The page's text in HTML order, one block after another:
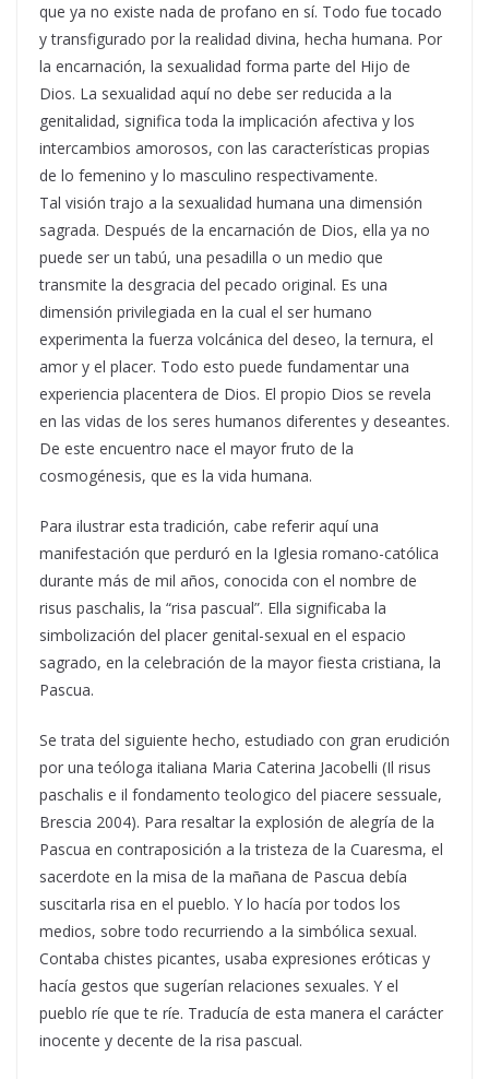
que ya no existe nada de profano en sí. Todo fue tocado
y transfigurado por la realidad divina, hecha humana. Por
la encarnación, la sexualidad forma parte del Hijo de
Dios. La sexualidad aquí no debe ser reducida a la
genitalidad, significa toda la implicación afectiva y los
intercambios amorosos, con las características propias
de lo femenino y lo masculino respectivamente.
Tal visión trajo a la sexualidad humana una dimensión
sagrada. Después de la encarnación de Dios, ella ya no
puede ser un tabú, una pesadilla o un medio que
transmite la desgracia del pecado original. Es una
dimensión privilegiada en la cual el ser humano
experimenta la fuerza volcánica del deseo, la ternura, el
amor y el placer. Todo esto puede fundamentar una
experiencia placentera de Dios. El propio Dios se revela
en las vidas de los seres humanos diferentes y deseantes.
De este encuentro nace el mayor fruto de la
cosmogénesis, que es la vida humana.
Para ilustrar esta tradición, cabe referir aquí una
manifestación que perduró en la Iglesia romano-católica
durante más de mil años, conocida con el nombre de
risus paschalis, la “risa pascual”. Ella significaba la
simbolización del placer genital-sexual en el espacio
sagrado, en la celebración de la mayor fiesta cristiana, la
Pascua.
Se trata del siguiente hecho, estudiado con gran erudición
por una teóloga italiana Maria Caterina Jacobelli (Il risus
paschalis e il fondamento teologico del piacere sessuale,
Brescia 2004). Para resaltar la explosión de alegría de la
Pascua en contraposición a la tristeza de la Cuaresma, el
sacerdote en la misa de la mañana de Pascua debía
suscitarla risa en el pueblo. Y lo hacía por todos los
medios, sobre todo recurriendo a la simbólica sexual.
Contaba chistes picantes, usaba expresiones eróticas y
hacía gestos que sugerían relaciones sexuales. Y el
pueblo ríe que te ríe. Traducía de esta manera el carácter
inocente y decente de la risa pascual.